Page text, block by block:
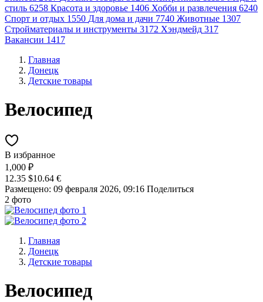
стиль 6258 Красота и здоровье 1406 Хобби и развлечения 6240
Спорт и отдых 1550 Для дома и дачи 7740 Животные 1307
Стройматериалы и инструменты 3172 Хэндмейд 317
Вакансии 1417
Главная
Донецк
Детские товары
Велосипед
В избранное
1,000 ₽
12.35 $10.64 €
Размещено: 09 февраля 2026, 09:16 Поделиться
2 фото
Главная
Донецк
Детские товары
Велосипед